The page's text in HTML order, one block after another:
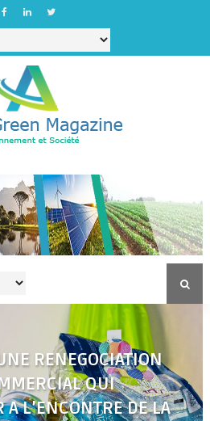
RENEGOCIATION
QUI
A L’ENCONTRE DE LA